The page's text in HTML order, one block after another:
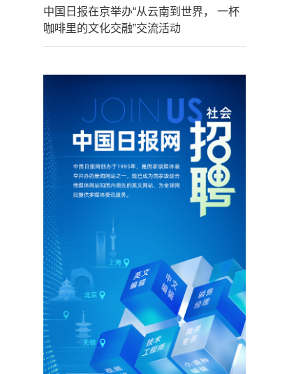
中国日报在京举办“从云南到世界， 一杯
咖啡里的文化交融”交流活动